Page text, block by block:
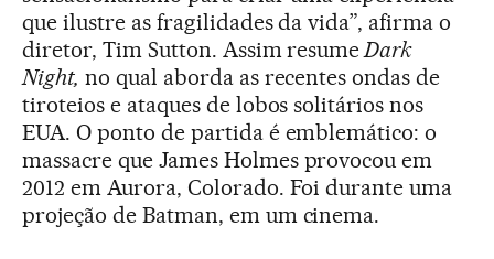
que ilustre as fragilidades da vida”, afirma o
diretor, Tim Sutton. Assim resumeDark
Night, no qual aborda as recentes ondas de
tiroteios e ataques de lobos solitários nos
EUA. O ponto de partida é emblemático: o
massacre que James Holmes provocou em
2012 em Aurora, Colorado. Foi durante uma
projeção de Batman, em um cinema.